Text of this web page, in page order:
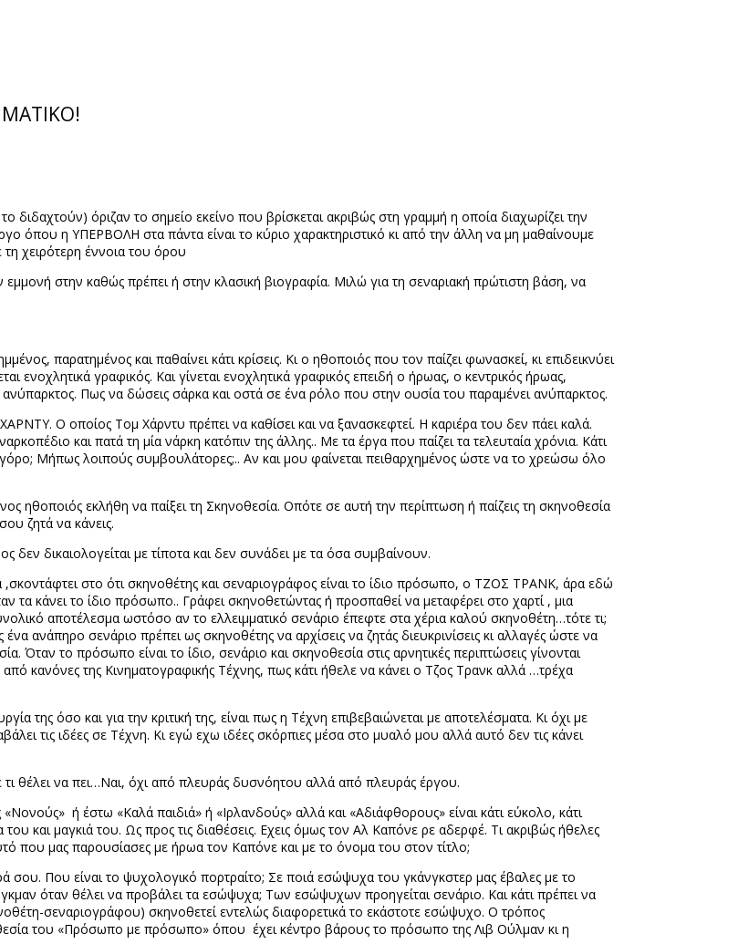
όριζαν το σημείο εκείνο που βρίσκεται ακριβώς στη γραμμή η οποία διαχωρίζει την
η ΥΠΕΡΒΟΛΗ στα πάντα είναι το κύριο χαρακτηριστικό κι από την άλλη να μη μαθαίνουμε
χειρότερη έννοια του όρου
στην καθώς πρέπει ή στην κλασική βιογραφία. Μιλώ για τη σεναριακή πρώτιστη βάση, να
παρατημένος και παθαίνει κάτι κρίσεις. Κι ο ηθοποιός που τον παίζει φωνασκεί, κι επιδεικνύει
ενοχλητικά γραφικός. Και γίνεται ενοχλητικά γραφικός επειδή ο ήρωας, ο κεντρικός ήρωας,
Πως να δώσεις σάρκα και οστά σε ένα ρόλο που στην ουσία του παραμένει ανύπαρκτος.
Ο οποίος Τομ Χάρντυ πρέπει να καθίσει και να ξανασκεφτεί. Η καριέρα του δεν πάει καλά.
και πατά τη μία νάρκη κατόπιν της άλλης.. Με τα έργα που παίζει τα τελευταία χρόνια. Κάτι
Μήπως λοιπούς συμβουλάτορες;.. Αν και μου φαίνεται πειθαρχημένος ώστε να το χρεώσω όλο
ηθοποιός εκλήθη να παίξει τη Σκηνοθεσία. Οπότε σε αυτή την περίπτωση ή παίζεις τη σκηνοθεσία
ζητά να κάνεις.
δικαιολογείται με τίποτα και δεν συνάδει με τα όσα συμβαίνουν.
,σκοντάφτει στο ότι σκηνοθέτης και σεναριογράφος είναι το ίδιο πρόσωπο, ο ΤΖΟΣ ΤΡΑΝΚ, άρα εδώ
τα κάνει το ίδιο πρόσωπο.. Γράφει σκηνοθετώντας ή προσπαθεί να μεταφέρει στο χαρτί , μια
αποτέλεσμα ωστόσο αν το ελλειμματικό σενάριο έπεφτε στα χέρια καλού σκηνοθέτη…τότε τι;
ανάπηρο σενάριο πρέπει ως σκηνοθέτης να αρχίσεις να ζητάς διευκρινίσεις κι αλλαγές ώστε να
Όταν το πρόσωπο είναι το ίδιο, σενάριο και σκηνοθεσία στις αρνητικές περιπτώσεις γίνονται
κανόνες της Κινηματογραφικής Τέχνης, πως κάτι ήθελε να κάνει ο Τζος Τρανκ αλλά …τρέχα
της όσο και για την κριτική της, είναι πως η Τέχνη επιβεβαιώνεται με αποτελέσματα. Κι όχι με
τις ιδέες σε Τέχνη. Κι εγώ εχω ιδέες σκόρπιες μέσα στο μυαλό μου αλλά αυτό δεν τις κάνει
θέλει να πει…Ναι, όχι από πλευράς δυσνόητου αλλά από πλευράς έργου.
«Νονούς» ή έστω «Καλά παιδιά» ή «Ιρλανδούς» αλλά και «Αδιάφθορους» είναι κάτι εύκολο, κάτι
και μαγκιά του. Ως προς τις διαθέσεις. Εχεις όμως τον Αλ Καπόνε ρε αδερφέ. Τι ακριβώς ήθελες
που μας παρουσίασες με ήρωα τον Καπόνε και με το όνομα του στον τίτλο;
σου. Που είναι το ψυχολογικό πορτραίτο; Σε ποιά εσώψυχα του γκάνγκστερ μας έβαλες με το
όταν θέλει να προβάλει τα εσώψυχα; Των εσώψυχων προηγείται σενάριο. Και κάτι πρέπει να
σεναριογράφου) σκηνοθετεί εντελώς διαφορετικά το εκάστοτε εσώψυχο. Ο τρόπος
του «Πρόσωπο με πρόσωπο» όπου έχει κέντρο βάρους το πρόσωπο της Λιβ Ούλμαν κι η